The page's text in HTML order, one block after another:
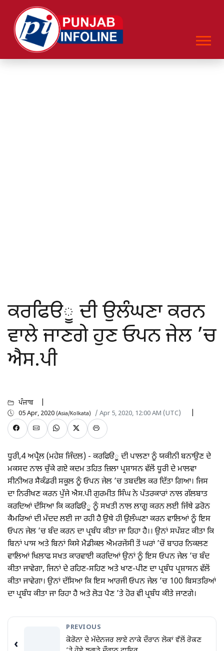
ਕਰਫਿੳੂ ਦੀ ਉਲੰਘਣਾ ਕਰਨ
ਵਾਲੇ ਜਾਣਗੇ ਹੁਣ ਓਪਨ ਜੇਲ ’ਚ
ਐਸ.ਪੀ
ਪੰਜਾਬ
05 Apr, 2020 (Asia/Kolkata) / Apr 5, 2020, 12:00 AM (UTC)
ਧੂਰੀ,4 ਅਪ੍ਰੈਲ (ਮਹੇਸ਼ ਜਿੰਦਲ) - ਕਰਫਿੳੂ ਦੀ ਪਾਲਣਾ ਨੂੰ ਯਕੀਨੀ ਬਨਾਉਣ ਦੇ
ਮਕਸਦ ਨਾਲ ਚੁੱਕੇ ਗਏ ਕਦਮ ਤਹਿਤ ਜ਼ਿਲਾ ਪ੍ਰਸ਼ਾਸਨ ਵੱਲੋਂ ਧੂਰੀ ਦੇ ਮਾਲਵਾ
ਸੀਨੀਅਰ ਸੈਕੰਡਰੀ ਸਕੂਲ ਨੂੰ ਓਪਨ ਜੇਲ ’ਚ ਤਬਦੀਲ ਕਰ ਦਿੱਤਾ ਗਿਆ। ਜਿਸ
ਦਾ ਨਿਰੀਖਣ ਕਰਨ ਪੁੱਜੇ ਐਸ.ਪੀ ਗੁਰਮੀਤ ਸਿੰਘ ਨੇ ਪੱਤਰਕਾਰਾਂ ਨਾਲ ਗੱਲਬਾਤ
ਕਰਦਿਆਂ ਦੱਸਿਆ ਕਿ ਕਰਫਿੳੂ ਨੂੰ ਸਖਤੀ ਨਾਲ ਲਾਗੂ ਕਰਨ ਲਈ ਜਿੱਥੇ ਡਰੋਨ
ਕੈਮਰਿਆਂ ਦੀ ਮੱਦਦ ਲਈ ਜਾ ਰਹੀ ਹੈ ਉਥੇ ਹੀ ਉਲੰਘਣਾ ਕਰਨ ਵਾਲਿਆਂ ਨੂੰ ਇਸ
ਓਪਨ ਜੇਲ ’ਚ ਬੰਦ ਕਰਨ ਦਾ ਪ੍ਰਬੰਧ ਕੀਤਾ ਜਾ ਰਿਹਾ ਹੈ।। ਉਨਾਂ ਸਪੱਸ਼ਟ ਕੀਤਾ ਕਿ
ਬਿਨਾਂ ਪਾਸ ਅਤੇ ਬਿਨਾਂ ਕਿਸੇ ਮੈਡੀਕਲ ਐਮਰਜੇਂਸੀ ਤੋਂ ਘਰਾਂ ’ਚੋਂ ਬਾਹਰ ਨਿਕਲਣ
ਵਾਲਿਆਂ ਖਿਲਾਫ ਸਖਤ ਕਾਰਵਾਈ ਕਰਦਿਆਂ ਉਨਾਂ ਨੂੰ ਇਸ ਓਪਨ ਜੇਲ ’ਚ ਬੰਦ
ਕੀਤਾ ਜਾਵੇਗਾ, ਜਿਨਾਂ ਦੇ ਰਹਿਣ-ਸਹਿਣ ਅਤੇ ਖਾਣ-ਪੀਣ ਦਾ ਪ੍ਰਬੰਧ ਪ੍ਰਸ਼ਾਸਨ ਵੱਲੋਂ
ਕੀਤਾ ਜਾਵੇਗਾ। ਉਨਾਂ ਦੱਸਿਆ ਕਿ ਇਸ ਆਰਜੀ ਓਪਨ ਜੇਲ ’ਚ 100 ਬਿਸਤਰਿਆਂ
ਦਾ ਪ੍ਰਬੰਧ ਕੀਤਾ ਜਾ ਰਿਹਾ ਹੈ ਅਤੇ ਲੋੜ ਪੈਣ ’ਤੇ ਹੋਰ ਵੀ ਪ੍ਰਬੰਧ ਕੀਤੇ ਜਾਣਗੇ।
‹
PREVIOUS
ਕੋਰੋਨਾ ਦੇ ਮੱਦੇਨਜਰ ਲਾਏ ਨਾਕੇ ਦੌਰਾਨ ਲੋਕਾਂ ਵੱਲੋਂ ਰੋਕਣ